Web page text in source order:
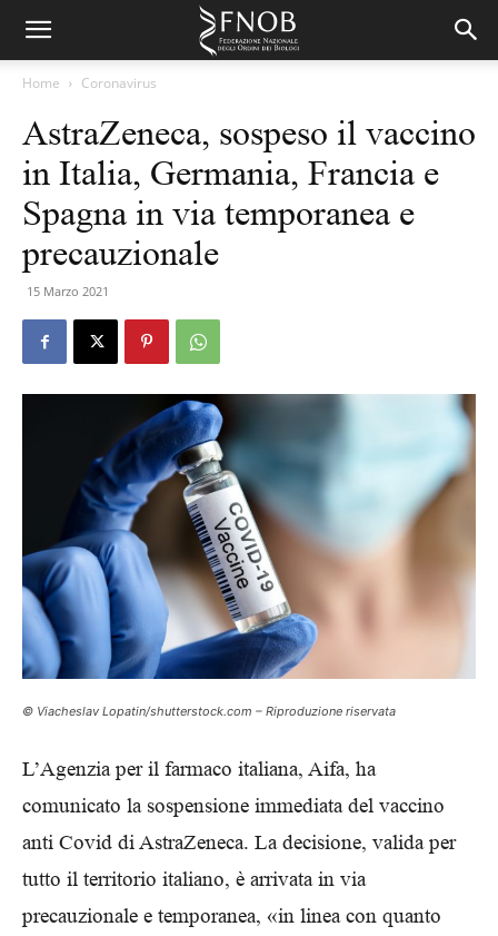
Home Coronavirus
AstraZeneca, sospeso il vaccino
in Italia, Germania, Francia e
Spagna in via temporanea e
precauzionale
15 Marzo 2021
© Viacheslav Lopatin/shutterstock.com – Riproduzione riservata
L’Agenzia per il farmaco italiana, Aifa, ha
comunicato la sospensione immediata del vaccino
anti Covid di AstraZeneca. La decisione, valida per
tutto il territorio italiano, è arrivata in via
precauzionale e temporanea, «in linea con quanto